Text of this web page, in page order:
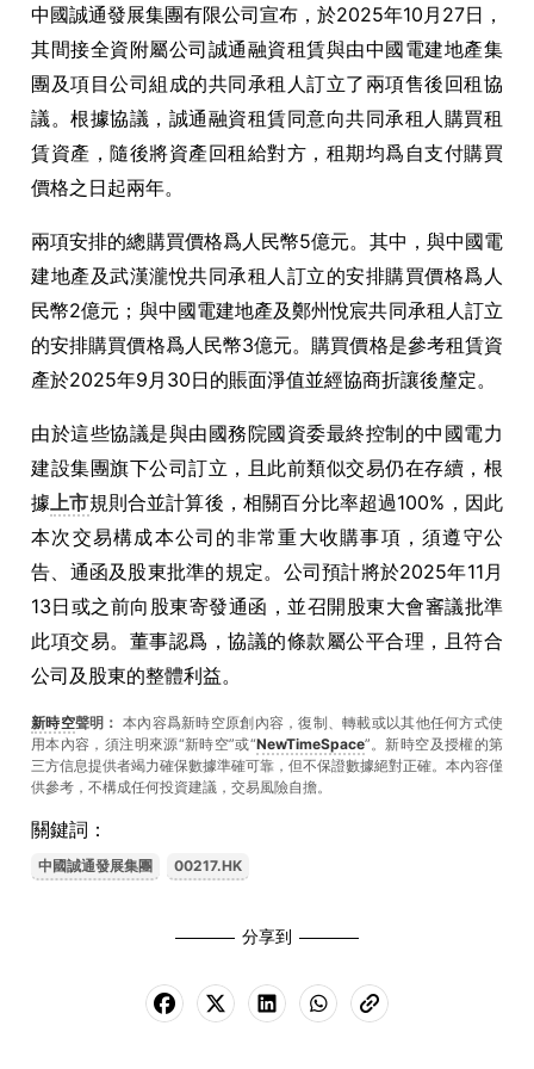
中國誠通發展集團有限公司宣布，於2025年10月27日，
其間接全資附屬公司誠通融資租賃與由中國電建地產集
團及項目公司組成的共同承租人訂立了兩項售後回租協
議。根據協議，誠通融資租賃同意向共同承租人購買租
賃資產，隨後將資產回租給對方，租期均爲自支付購買
價格之日起兩年。
兩項安排的總購買價格爲人民幣5億元。其中，與中國電
建地產及武漢瀧悅共同承租人訂立的安排購買價格爲人
民幣2億元；與中國電建地產及鄭州悅宸共同承租人訂立
的安排購買價格爲人民幣3億元。購買價格是參考租賃資
產於2025年9月30日的賬面淨值並經協商折讓後釐定。
由於這些協議是與由國務院國資委最終控制的中國電力
建設集團旗下公司訂立，且此前類似交易仍在存續，根
據上市規則合並計算後，相關百分比率超過100%，因此
本次交易構成本公司的非常重大收購事項，須遵守公
告、通函及股東批準的規定。公司預計將於2025年11月
13日或之前向股東寄發通函，並召開股東大會審議批準
此項交易。董事認爲，協議的條款屬公平合理，且符合
公司及股東的整體利益。
新時空聲明： 本內容爲新時空原創內容，復制、轉載或以其他任何方式使
用本內容，須注明來源“新時空”或“NewTimeSpace”。新時空及授權的第
三方信息提供者竭力確保數據準確可靠，但不保證數據絕對正確。本內容僅
供參考，不構成任何投資建議，交易風險自擔。
關鍵詞：
中國誠通發展集團 00217.HK
分享到